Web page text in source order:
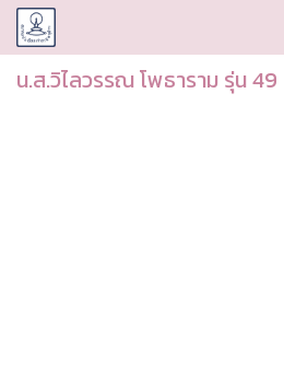
CUDAA
น.ส.วิไลวรรณ โพธาราม รุ่น 49